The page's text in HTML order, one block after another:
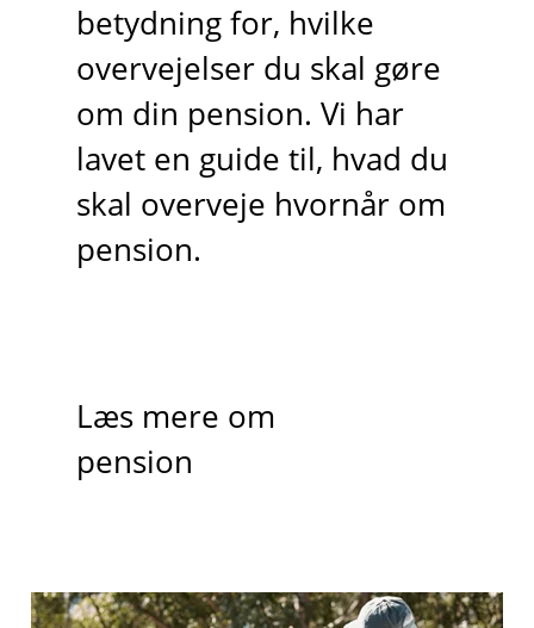
betydning for, hvilke
overvejelser du skal gøre
om din pension. Vi har
lavet en guide til, hvad du
skal overveje hvornår om
pension.
Læs mere om
pension